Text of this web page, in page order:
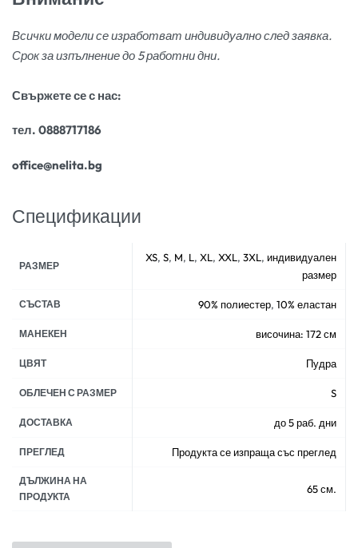
Всички модели се изработват индивидуално след заявка.
Срок за изпълнение до 5 работни дни.
Свържете се с нас:
тел. 0888717186
office@nelita.bg
Спецификации
РАЗМЕР
XS, S, M, L, XL, XXL, 3XL, индивидуален
размер
СЪСТАВ 90% полиестер, 10% еластан
МАНЕКЕН височина: 172 см
ЦВЯТ Пудра
ОБЛЕЧЕН С РАЗМЕР S
ДОСТАВКА до 5 раб. дни
ПРЕГЛЕД Продукта се изпраща със преглед
ДЪЛЖИНА НА
ПРОДУКТА
65 см.